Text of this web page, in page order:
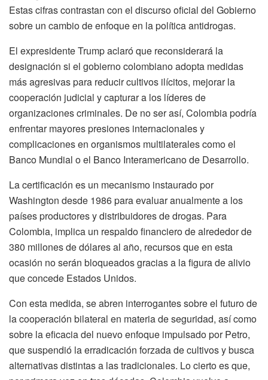
Estas cifras contrastan con el discurso oficial del Gobierno
sobre un cambio de enfoque en la política antidrogas.
El expresidente Trump aclaró que reconsiderará la
designación si el gobierno colombiano adopta medidas
más agresivas para reducir cultivos ilícitos, mejorar la
cooperación judicial y capturar a los líderes de
organizaciones criminales. De no ser así, Colombia podría
enfrentar mayores presiones internacionales y
complicaciones en organismos multilaterales como el
Banco Mundial o el Banco Interamericano de Desarrollo.
La certificación es un mecanismo instaurado por
Washington desde 1986 para evaluar anualmente a los
países productores y distribuidores de drogas. Para
Colombia, implica un respaldo financiero de alrededor de
380 millones de dólares al año, recursos que en esta
ocasión no serán bloqueados gracias a la figura de alivio
que concede Estados Unidos.
Con esta medida, se abren interrogantes sobre el futuro de
la cooperación bilateral en materia de seguridad, así como
sobre la eficacia del nuevo enfoque impulsado por Petro,
que suspendió la erradicación forzada de cultivos y busca
alternativas distintas a las tradicionales. Lo cierto es que,